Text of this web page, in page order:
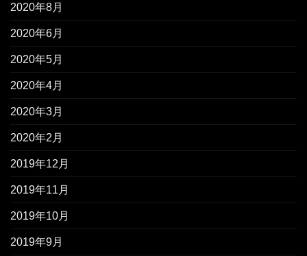
2020年8月
2020年6月
2020年5月
2020年4月
2020年3月
2020年2月
2019年12月
2019年11月
2019年10月
2019年9月